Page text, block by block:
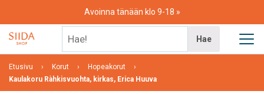
content
Avoinna tänään klo 9-18
Hae
Etusivu Korut
Hopeakorut
Kaulakoru Ràhkisvuohta, kirkas, Erica Huuva